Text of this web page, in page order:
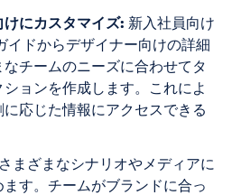
にカスタマイズ: 新入社員向け
イドからデザイナー向けの詳細
チームのニーズに合わせてタ
ョンを作成します。これによ
応じた情報にアクセスできる
さまざまなシナリオやメディアに
す。チームがブランドに合っ